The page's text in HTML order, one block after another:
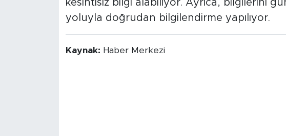
kesintisiz bilgi alabiliyor. Ayrıca, bilgilerini
yoluyla doğrudan bilgilendirme yapılıyor.
Kaynak: Haber Merkezi